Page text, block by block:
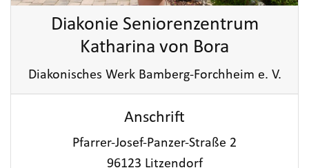
Diakonie Seniorenzentrum
Katharina von Bora
Diakonisches Werk Bamberg-Forchheim e. V.
Anschrift
Pfarrer-Josef-Panzer-Straße 2
96123 Litzendorf